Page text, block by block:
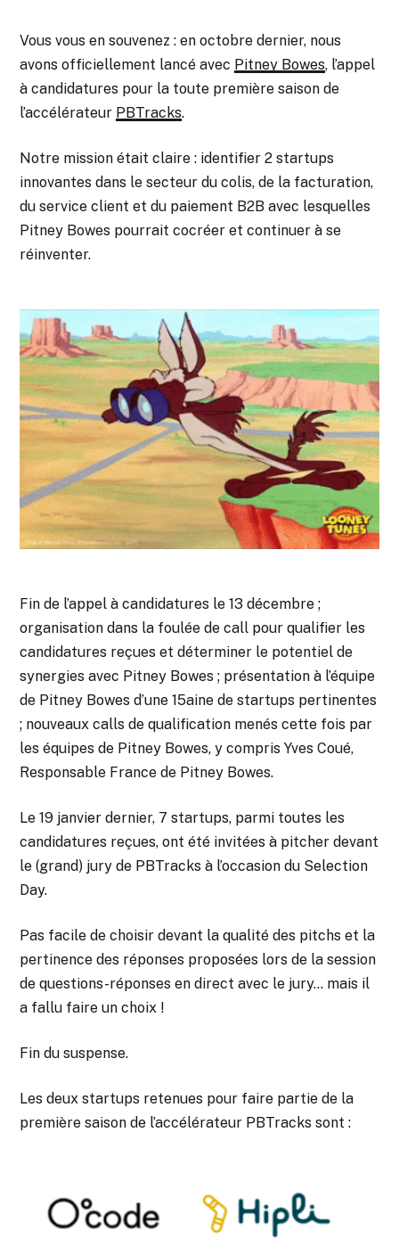
Vous vous en souvenez : en octobre dernier, nous
avons officiellement lancé avec Pitney Bowes, l’appel
à candidatures pour la toute première saison de
l’accélérateur PBTracks.
Notre mission était claire : identifier 2 startups
innovantes dans le secteur du colis, de la facturation,
du service client et du paiement B2B avec lesquelles
Pitney Bowes pourrait cocréer et continuer à se
réinventer.
Fin de l’appel à candidatures le 13 décembre ;
organisation dans la foulée de call pour qualifier les
candidatures reçues et déterminer le potentiel de
synergies avec Pitney Bowes ; présentation à l’équipe
de Pitney Bowes d’une 15aine de startups pertinentes
; nouveaux calls de qualification menés cette fois par
les équipes de Pitney Bowes, y compris Yves Coué,
Responsable France de Pitney Bowes.
Le 19 janvier dernier, 7 startups, parmi toutes les
candidatures reçues, ont été invitées à pitcher devant
le (grand) jury de PBTracks à l’occasion du Selection
Day.
Pas facile de choisir devant la qualité des pitchs et la
pertinence des réponses proposées lors de la session
de questions-réponses en direct avec le jury… mais il
a fallu faire un choix !
Fin du suspense.
Les deux startups retenues pour faire partie de la
première saison de l’accélérateur PBTracks sont :